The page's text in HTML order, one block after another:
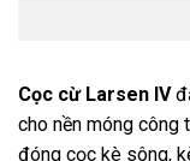
Cọc cừ Larsen IV
cho nền móng công
đóng cọc kè sông,